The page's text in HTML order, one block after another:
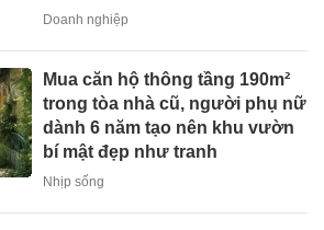
Doanh nghiệp
Mua căn hộ thông tầng 190m²
trong tòa nhà cũ, người phụ nữ
dành 6 năm tạo nên khu vườn
bí mật đẹp như tranh
Nhịp sống